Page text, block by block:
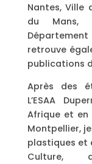
Nantes, Ville
du Mans,
retrouve
publications
Après des
L’ESAA
Afrique et en
Montpellier,
plastiques et
Culture,